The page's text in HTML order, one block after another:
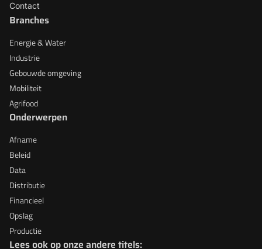
Contact
Branches
Energie & Water
Industrie
Gebouwde omgeving
Mobiliteit
Agrifood
Onderwerpen
Afname
Beleid
Data
Distributie
Financieel
Opslag
Productie
Lees ook op onze andere titels: